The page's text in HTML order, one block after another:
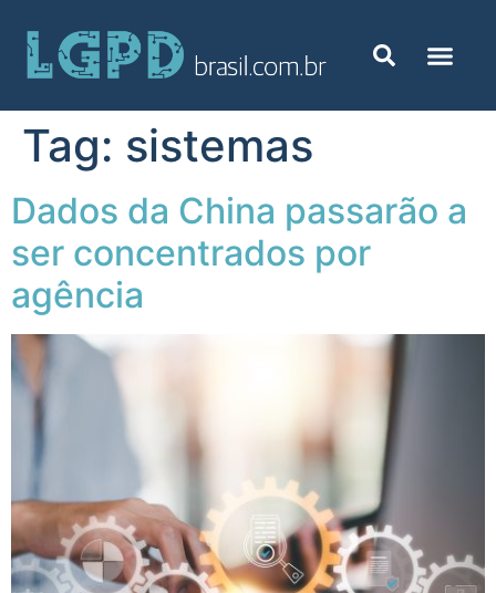
Tag: sistemas
Dados da China passarão a
ser concentrados por
agência